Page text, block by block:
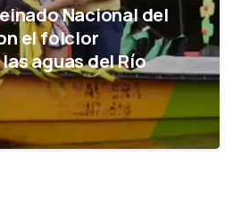
Nacional del
el folclor
aguas del Río